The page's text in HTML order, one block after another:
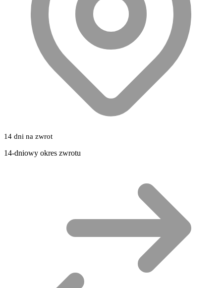
14 dni na zwrot
14-dniowy okres zwrotu